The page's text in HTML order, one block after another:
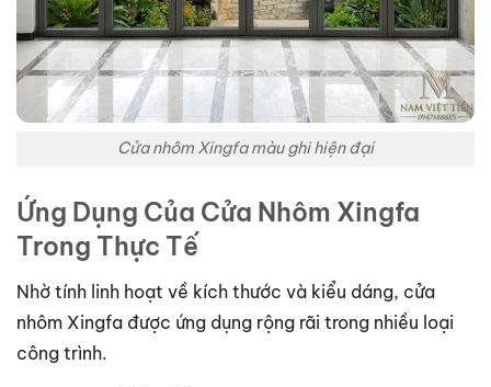
Cửa nhôm Xingfa màu ghi hiện đại
Ứng Dụng Của Cửa Nhôm Xingfa
Trong Thực Tế
Nhờ tính linh hoạt về kích thước và kiểu dáng, cửa
nhôm Xingfa được ứng dụng rộng rãi trong nhiều loại
công trình.